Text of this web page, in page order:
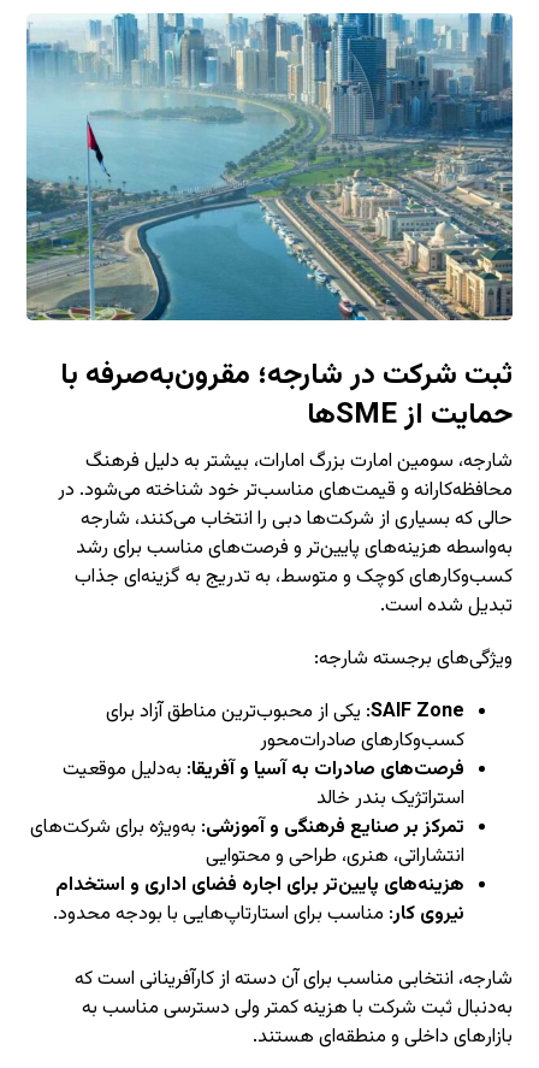
ثبت شرکت در شارجه؛ مقرون‌به‌صرفه با
حمایت از SMEها
شارجه، سومین امارت بزرگ امارات، بیشتر به دلیل فرهنگ
محافظه‌کارانه و قیمت‌های مناسب‌تر خود شناخته می‌شود. در
حالی که بسیاری از شرکت‌ها دبی را انتخاب می‌کنند، شارجه
به‌واسطه هزینه‌های پایین‌تر و فرصت‌های مناسب برای رشد
کسب‌وکارهای کوچک و متوسط، به تدریج به گزینه‌ای جذاب
تبدیل شده است.
ویژگی‌های برجسته شارجه:
SAIF Zone: یکی از محبوب‌ترین مناطق آزاد برای
کسب‌وکارهای صادرات‌محور
فرصت‌های صادرات به آسیا و آفریقا: به‌دلیل موقعیت
استراتژیک بندر خالد
تمرکز بر صنایع فرهنگی و آموزشی: به‌ویژه برای شرکت‌های
انتشاراتی، هنری، طراحی و محتوایی
هزینه‌های پایین‌تر برای اجاره فضای اداری و استخدام
نیروی کار: مناسب برای استارتاپ‌هایی با بودجه محدود.
شارجه، انتخابی مناسب برای آن دسته از کارآفرینانی است که
به‌دنبال ثبت شرکت با هزینه کمتر ولی دسترسی مناسب به
بازارهای داخلی و منطقه‌ای هستند.